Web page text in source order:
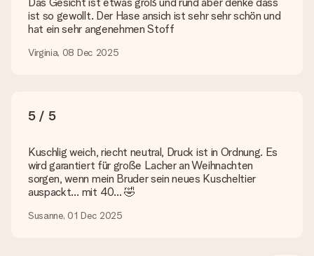
persönliche Nachricht schreiben, sodass der Empfänger genau
weiß, von wem die Überraschung ist.
Wird mein Geschenk in Geschenkpapier geliefert?
Derzeit bieten wir (noch) keinen Einpackservice. Aber unsere
geschickt werden.
Lieferzeit, Lieferoptionen und Versandkosten
Kann ich ein Lieferdatum wählen?
Bedauerlicherweise ist es momentan (noch) nicht möglich, das
Geschenk zu einem Wunschtermin liefern zu lassen.
Wie lange dauert die Lieferzeit und wann werde ich mein
ist so gewollt. Der Hase ansich ist sehr sehr schön und
hat ein sehr angenehmen Stoff
Virginia, 08 Dec 2025
5 / 5
Kuschlig weich, riecht neutral, Druck ist in Ordnung. Es
wird garantiert für große Lacher an Weihnachten
sorgen, wenn mein Bruder sein neues Kuscheltier
auspackt… mit 40… 🤣
Susanne, 01 Dec 2025